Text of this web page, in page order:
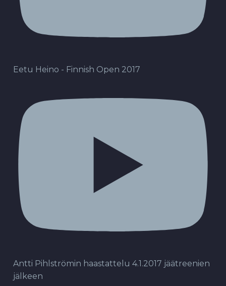
Eetu Heino - Finnish Open 2017
Antti Pihlströmin haastattelu 4.1.2017 jäätreenien
jälkeen